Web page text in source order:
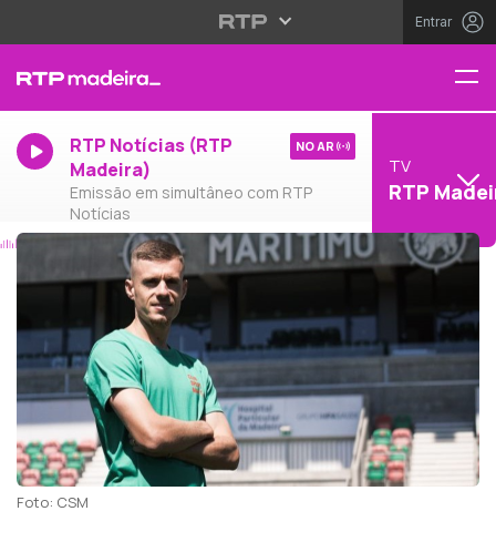
Entrar
RTP Notícias (RTP
Madeira)
Emissão em simultâneo com RTP
Notícias
NO AR
TV
RTP
Foto: CSM